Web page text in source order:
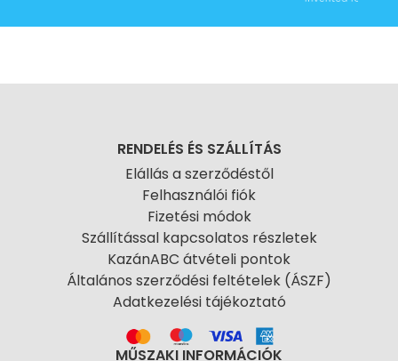
RENDELÉS ÉS SZÁLLÍTÁS
Elállás a szerződéstől
Felhasználói fiók
Fizetési módok
Szállítással kapcsolatos részletek
KazánABC átvételi pontok
Általános szerződési feltételek (ÁSZF)
Adatkezelési tájékoztató
MŰSZAKI INFORMÁCIÓK